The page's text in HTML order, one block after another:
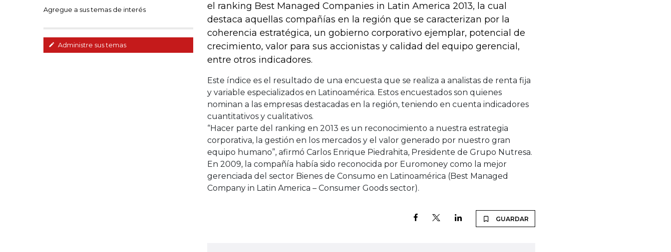
Agregue a sus temas de interés
Administre sus temas
el ranking Best Managed Companies in Latin America 2013, la cual
destaca aquellas compañías en la región que se caracterizan por la
coherencia estratégica, un gobierno corporativo ejemplar, potencial de
crecimiento, valor para sus accionistas y calidad del equipo gerencial,
entre otros indicadores.
Este índice es el resultado de una encuesta que se realiza a analistas de renta fija
y variable especializados en Latinoamérica. Estos encuestados son quienes
nominan a las empresas destacadas en la región, teniendo en cuenta indicadores
cuantitativos y cualitativos.
“Hacer parte del ranking en 2013 es un reconocimiento a nuestra estrategia
corporativa, la gestión en los mercados y el valor generado por nuestro gran
equipo humano”, afirmó Carlos Enrique Piedrahita, Presidente de Grupo Nutresa.
En 2009, la compañía había sido reconocida por Euromoney como la mejor
gerenciada del sector Bienes de Consumo en Latinoamérica (Best Managed
Company in Latin America – Consumer Goods sector).
GUARDAR